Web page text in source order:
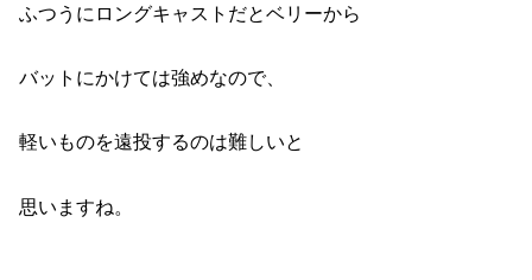
ふつうにロングキャストだとベリーから
バットにかけては強めなので、
軽いものを遠投するのは難しいと
思いますね。